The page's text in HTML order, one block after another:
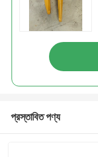
প্রস্তাবিত পণ্য